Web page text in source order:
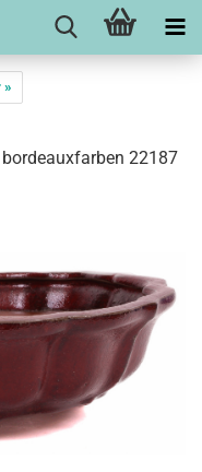
»
22187